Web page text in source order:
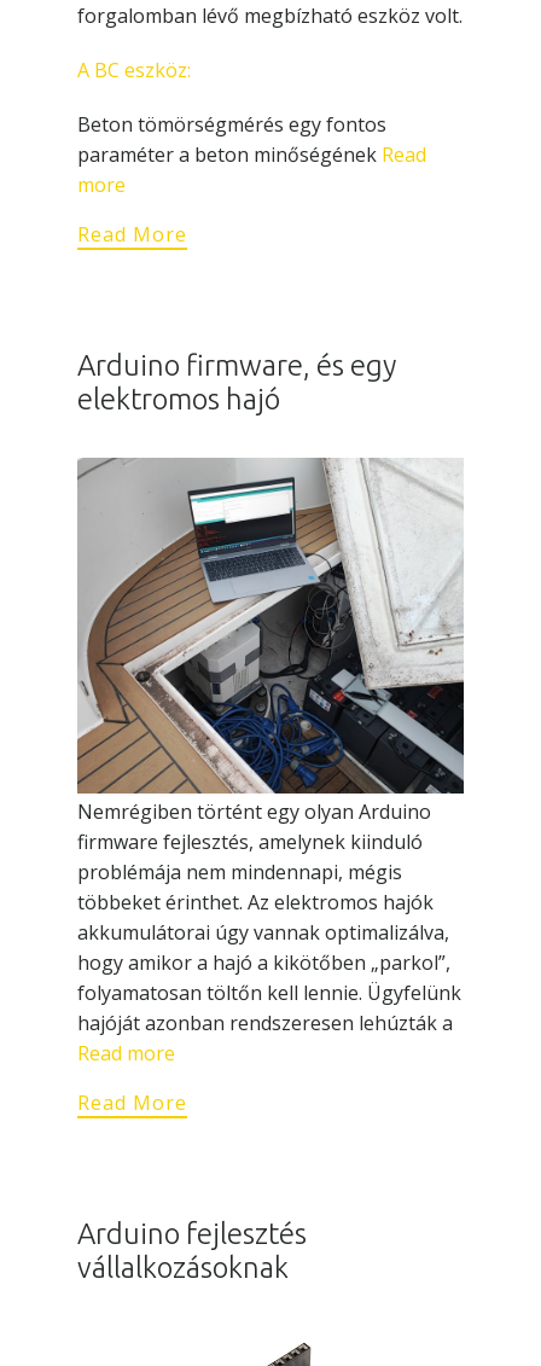
forgalomban lévő megbízható eszköz volt.
A BC eszköz:
Beton tömörségmérés egy fontos
paraméter a beton minőségének Read
more
Read More
Arduino firmware, és egy
elektromos hajó
Nemrégiben történt egy olyan Arduino
firmware fejlesztés, amelynek kiinduló
problémája nem mindennapi, mégis
többeket érinthet. Az elektromos hajók
akkumulátorai úgy vannak optimalizálva,
hogy amikor a hajó a kikötőben „parkol”,
folyamatosan töltőn kell lennie. Ügyfelünk
hajóját azonban rendszeresen lehúzták a
Read more
Read More
Arduino fejlesztés
vállalkozásoknak